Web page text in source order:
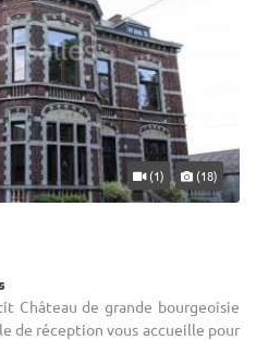
(1) (18)
Château de grande bourgeoisie
de réception vous accueille pour